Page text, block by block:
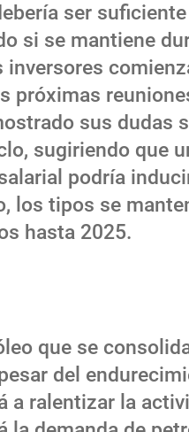
ser
si se mantiene
próximas
sus dudas
sugiriendo que
podría
los tipos se
hasta 2025.
que se
del
a ralentizar la